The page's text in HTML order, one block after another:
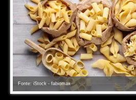
Fonte: iStock - fabiomax